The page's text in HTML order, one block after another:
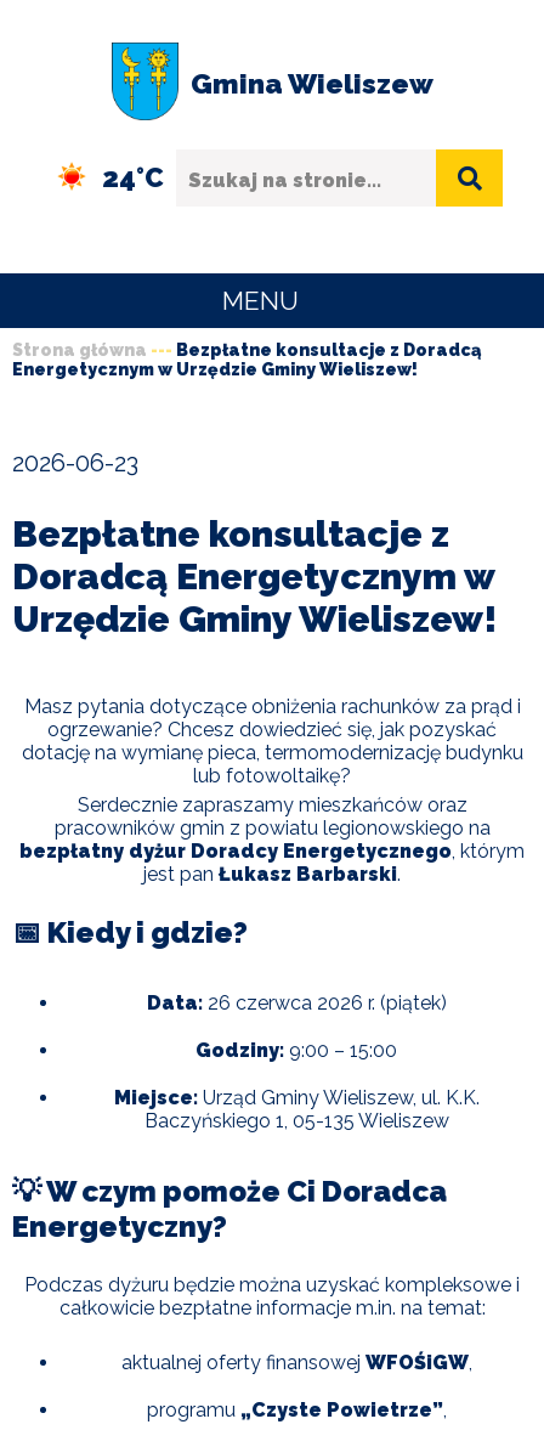
Gmina Wieliszew
24°C
MENU
URZĄD
GMINY
GMINIE
SPORT
I
TURYSTYKA
OŚWIATA
KULTURA
ZAPŁAĆ
ZDROWIE
KONTAKT
POWIETRZE
WIELISZEWSKIE
WIANKI
Ścieżka
Strona główna
Bezpłatne konsultacje z Doradcą
Energetycznym w Urzędzie Gminy Wieliszew!
2026-06-23
Bezpłatne konsultacje z
Doradcą Energetycznym w
Urzędzie Gminy Wieliszew!
Masz pytania dotyczące obniżenia rachunków za prąd i
ogrzewanie? Chcesz dowiedzieć się, jak pozyskać
dotację na wymianę pieca, termomodernizację budynku
lub fotowoltaikę?
Serdecznie zapraszamy mieszkańców oraz
pracowników gmin z powiatu legionowskiego na
bezpłatny dyżur Doradcy Energetycznego, którym
jest panŁukasz Barbarski.
📅 Kiedy i gdzie?
Data:26 czerwca 2026 r. (piątek)
Godziny: 9:00 – 15:00
Miejsce:Urząd Gminy Wieliszew, ul. K.K.
Baczyńskiego 1, 05-135 Wieliszew
💡 W czym pomoże Ci Doradca
Energetyczny?
Podczas dyżuru będzie można uzyskać kompleksowe i
całkowicie bezpłatne informacje m.in. na temat:
aktualnej oferty finansowej WFOŚiGW,
programu „Czyste Powietrze”,